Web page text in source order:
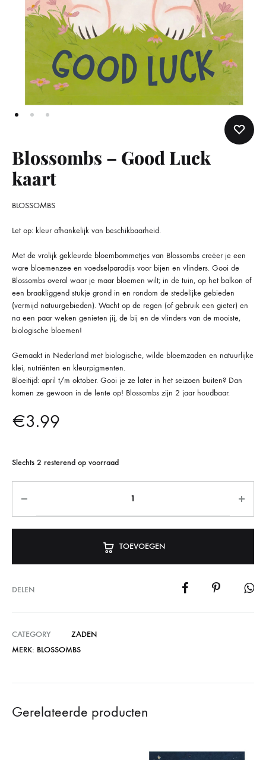
Blossombs – Good Luck
kaart
BLOSSOMBS
Let op: kleur afhankelijk van beschikbaarheid.
Met de vrolijk gekleurde bloembommetjes van Blossombs creëer je een
ware bloemenzee en voedselparadijs voor bijen en vlinders. Gooi de
Blossombs overal waar je maar bloemen wilt; in de tuin, op het balkon of
een braakliggend stukje grond in en rondom de stedelijke gebieden
(vermijd natuurgebieden). Wacht op de regen (of gebruik een gieter) en
na een paar weken genieten jij, de bij en de vlinders van de mooiste,
biologische bloemen!
Gemaakt in Nederland met biologische, wilde bloemzaden en natuurlijke
klei, nutriënten en kleurpigmenten.
Bloeitijd: april t/m oktober. Gooi je ze later in het seizoen buiten? Dan
komen ze gewoon in de lente op! Blossombs zijn 2 jaar houdbaar.
€3.99
Slechts 2 resterend op voorraad
TOEVOEGEN
DELEN
CATEGORY
ZADEN
MERK: BLOSSOMBS
Gerelateerde producten